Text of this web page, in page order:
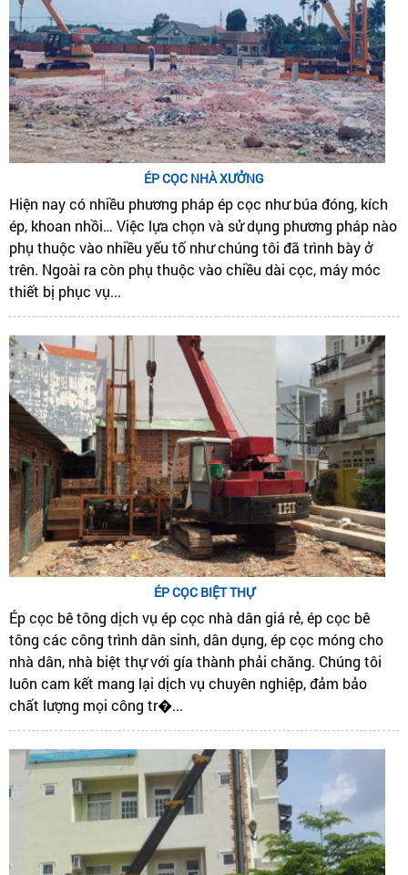
ÉP CỌC NHÀ XƯỞNG
Hiện nay có nhiều phương pháp ép cọc như búa đóng, kích
ép, khoan nhồi… Việc lựa chọn và sử dụng phương pháp nào
phụ thuộc vào nhiều yếu tố như chúng tôi đã trình bày ở
trên. Ngoài ra còn phụ thuộc vào chiều dài cọc, máy móc
thiết bị phục vụ...
ÉP CỌC BIỆT THỰ
Ép cọc bê tông dịch vụ ép cọc nhà dân giá rẻ, ép cọc bê
tông các công trình dân sinh, dân dụng, ép cọc móng cho
nhà dân, nhà biệt thự với gía thành phải chăng. Chúng tôi
luôn cam kết mang lại dịch vụ chuyên nghiệp, đảm bảo
chất lượng mọi công tr�...